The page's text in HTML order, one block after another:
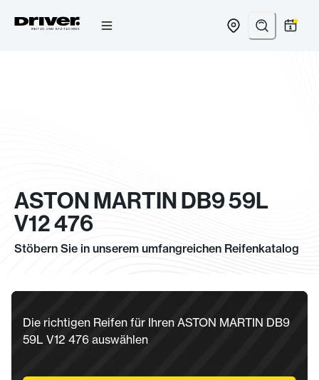
ASTON MARTIN DB9 59L
V12 476
Stöbern Sie in unserem umfangreichen Reifenkatalog
Die richtigen Reifen für Ihren ASTON MARTIN DB9
59L V12 476 auswählen